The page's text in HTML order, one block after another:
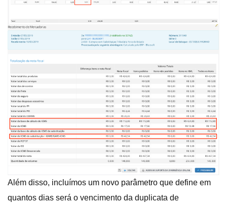
Além disso, incluímos um novo parâmetro que define em
quantos dias será o vencimento da duplicata de